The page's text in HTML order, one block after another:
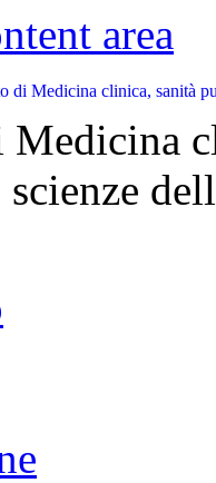
area
Medicina